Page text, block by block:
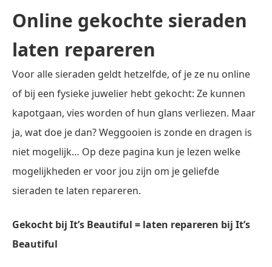
Online gekochte sieraden
laten repareren
Voor alle sieraden geldt hetzelfde, of je ze nu online
of bij een fysieke juwelier hebt gekocht: Ze kunnen
kapotgaan, vies worden of hun glans verliezen. Maar
ja, wat doe je dan? Weggooien is zonde en dragen is
niet mogelijk… Op deze pagina kun je lezen welke
mogelijkheden er voor jou zijn om je geliefde
sieraden te laten repareren.
Gekocht bij It’s Beautiful = laten repareren bij It’s
Beautiful